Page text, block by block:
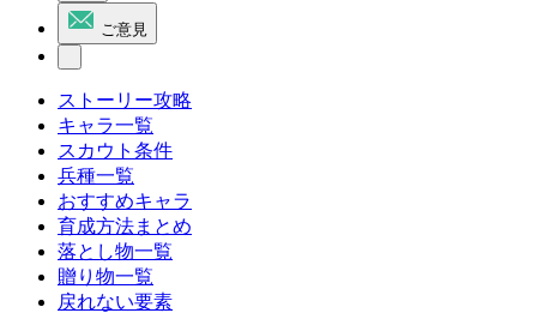
ご意見
ストーリー攻略
キャラ一覧
スカウト条件
兵種一覧
おすすめキャラ
育成方法まとめ
落とし物一覧
贈り物一覧
戻れない要素